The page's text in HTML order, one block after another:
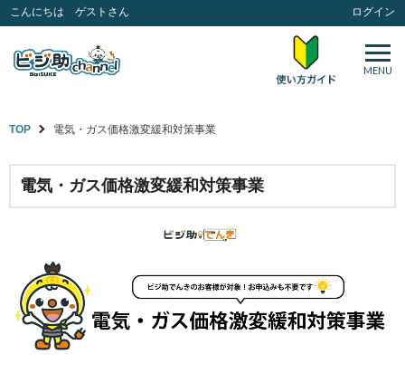
こんにちは ゲストさん ログイン
MENU
TOP 電気・ガス価格激変緩和対策事業
電気・ガス価格激変緩和対策事業